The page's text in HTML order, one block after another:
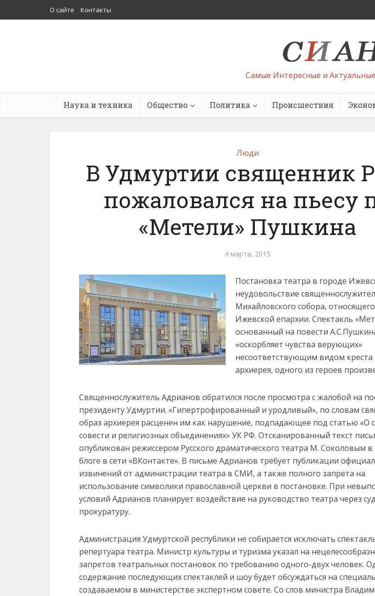
О сайте Контакты
Самые Интересные и
Наука и техника Общество Политика Происшествия
Люди
В Удмуртии священник
пожаловался на пьесу
«Метели» Пушкина
4 марта, 2015
Постановка театра в городе
неудовольствие
Михайловского собора,
Ижевской епархии. Спектакль
основанный на повести
«оскорбляет чувства верующих»
несоответствующим видом креста
архиерея, одного из героев
Священнослужитель Адрианов обратился после просмотра с жалобой на
президенту Удмуртии. «Гипертрофированный и уродливый», по словам
образ архиерея расценен им как нарушение, подпадающее под статью «О
совести и религиозных объединениях» УК РФ. Отсканированный текст
опубликован режиссером Русского драматического театра М. Соколовым в
блоге в сети «ВКонтакте». В письме Адрианов требует публикации
извинений от администрации театра в СМИ, а также полного запрета на
использование символики православной церкви в постановке. При
условий Адрианов планирует воздействие на руководство театра через
прокуратуру.
Администрация Удмуртской республики не собирается исключать
репертуара театра. Министр культуры и туризма указал на
запретов театральных постановок по требованию одного-двух человек.
содержание последующих спектаклей и шоу будет обсуждаться на
создаваемом в министерстве экспертном совете. Со слов министра